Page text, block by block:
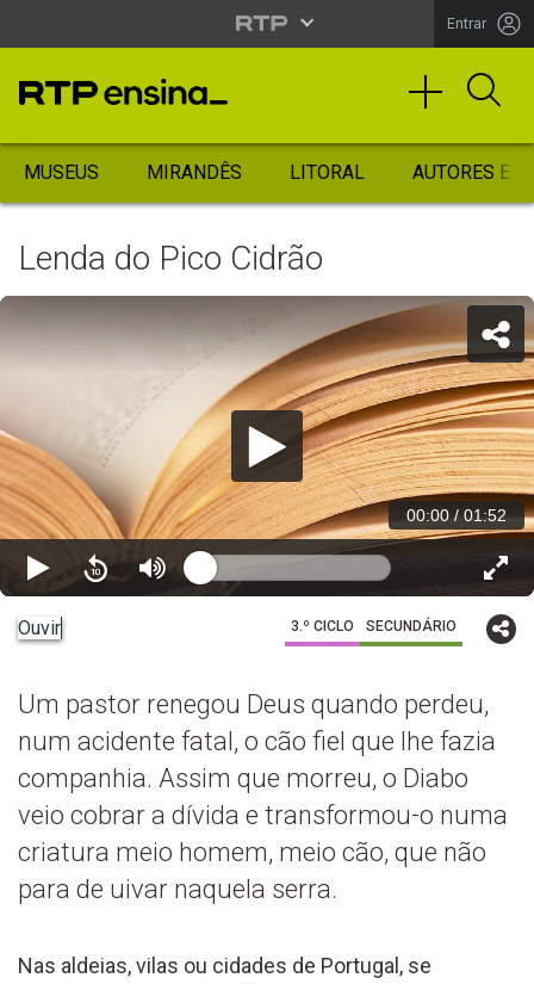
Entrar
MUSEUS MIRANDÊS LITORAL AUTORES
Lenda do Pico Cidrão
00:00 / 01:52
Ouvir 3.º CICLO SECUNDÁRIO
Um pastor renegou Deus quando perdeu,
num acidente fatal, o cão fiel que lhe fazia
companhia. Assim que morreu, o Diabo
veio cobrar a dívida e transformou-o numa
criatura meio homem, meio cão, que não
para de uivar naquela serra.
Nas aldeias, vilas ou cidades de Portugal, se